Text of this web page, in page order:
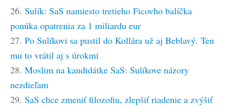
26. Sulík: SaS namiesto tretieho Ficovho balíčka
ponúka opatrenia za 1 miliardu eur
27. Po Sulíkovi sa pustil do Kollára už aj Beblavý. Ten
mu to vrátil aj s úrokmi
28. Moslim na kandidátke SaS: Sulíkove názory
nezdieľam
29. SaS chce zmeniť filozofiu, zlepšiť riadenie a zvýšiť